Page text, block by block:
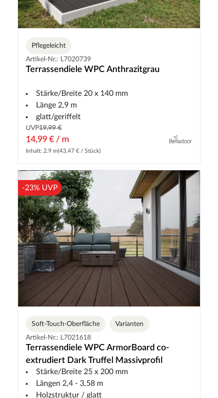
Pflegeleicht
Artikel-Nr.: L7020739
Terrassendiele WPC Anthrazitgrau
Stärke/Breite 20 x 140 mm
Länge 2,9 m
glatt/geriffelt
UVP19,99 €
14,99 € / m
Inhalt: 2.9 m(43,47 € / Stück)
-23% UVP
Soft-Touch-Oberfläche
Varianten
Artikel-Nr.: L7021618
Terrassendiele WPC ArmorBoard co-
extrudiert Dark Truffel Massivprofil
Stärke/Breite 25 x 200 mm
Längen 2,4 - 3,58 m
Holzstruktur / glatt